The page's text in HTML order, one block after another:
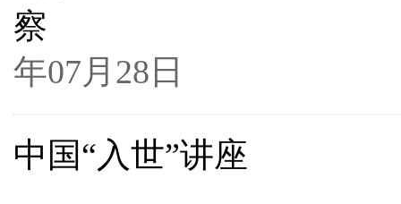
察
年07月28日
中国“入世”讲座